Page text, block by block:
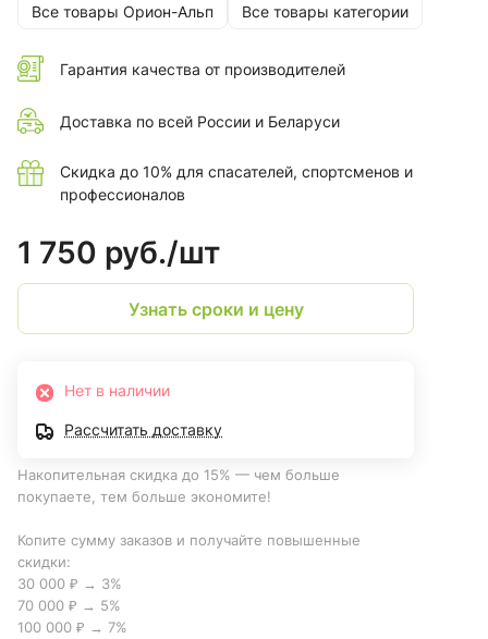
Все товары Орион-Альп Все товары категории
Гарантия качества от производителей
Доставка по всей России и Беларуси
Скидка до 10% для спасателей, спортсменов и
профессионалов
1 750 руб./шт
Узнать сроки и цену
Нет в наличии
Рассчитать доставку
Накопительная скидка до 15% — чем больше
покупаете, тем больше экономите!
Копите сумму заказов и получайте повышенные
скидки:
30 000 ₽ → 3%
70 000 ₽ → 5%
100 000 ₽ → 7%